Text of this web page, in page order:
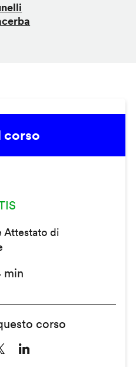
corso
Attestato di
min
corso